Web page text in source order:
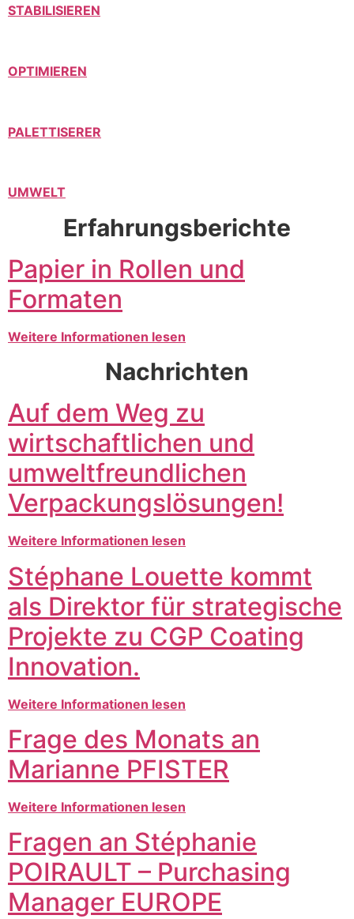
STABILISIEREN
OPTIMIEREN
PALETTISERER
UMWELT
Erfahrungsberichte
Papier in Rollen und
Formaten
Weitere Informationen lesen
Nachrichten
Auf dem Weg zu
wirtschaftlichen und
umweltfreundlichen
Verpackungslösungen!
Weitere Informationen lesen
Stéphane Louette kommt
als Direktor für strategische
Projekte zu CGP Coating
Innovation.
Weitere Informationen lesen
Frage des Monats an
Marianne PFISTER
Weitere Informationen lesen
Fragen an Stéphanie
POIRAULT – Purchasing
Manager EUROPE